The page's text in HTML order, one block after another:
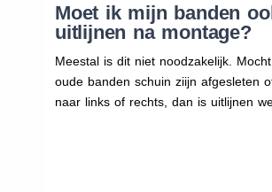
Moet ik mijn banden
uitlijnen na montage?
Meestal is dit niet noodzakelijk.
oude banden schuin ziijn afgesleten
naar links of rechts, dan is uitlijnen